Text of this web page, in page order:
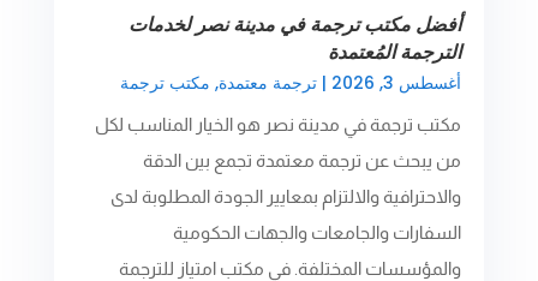
أفضل مكتب ترجمة في مدينة نصر لخدمات
الترجمة المُعتمدة
أغسطس 3, 2026 | ترجمة معتمدة, مكتب ترجمة
مكتب ترجمة في مدينة نصر هو الخيار المناسب لكل
من يبحث عن ترجمة معتمدة تجمع بين الدقة
والاحترافية والالتزام بمعايير الجودة المطلوبة لدى
السفارات والجامعات والجهات الحكومية
والمؤسسات المختلفة. في مكتب امتياز للترجمة